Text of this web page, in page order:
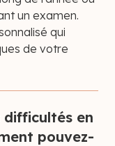
un examen.
qui
de votre
difficultés en
pouvez-